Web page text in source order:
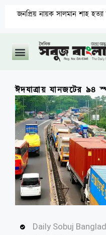
নায়ক সালমান শাহ হত্যা মামলায়
ঈদযাত্রায় যানজটের ৯৪
Daily Sobuj